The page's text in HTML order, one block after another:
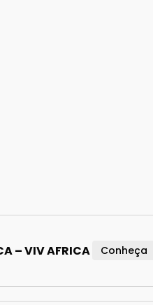
– VIV AFRICA Conheça